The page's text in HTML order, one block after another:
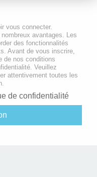
vous connecter.
avantages. Les
des fonctionnalités
Avant de vous inscrire,
de nos conditions
Veuillez
attentivement toutes les
de confidentialité